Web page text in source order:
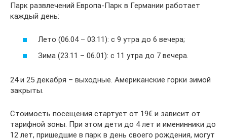
Парк развлечений Европа-Парк в Германии работает
каждый день:
Лето (06.04 – 03.11): с 9 утра до 6 вечера;
Зима (23.11 – 06.01): с 11 утра до 7 вечера.
24 и 25 декабря – выходные. Американские горки зимой
закрыты.
Стоимость посещения стартует от 19€ и зависит от
тарифной зоны. При этом дети до 4 лет и именинники до
12 лет, пришедшие в парк в день своего рождения, могут